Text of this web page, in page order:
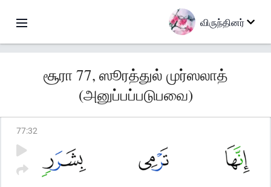
விருந்தினர்
சூரா 77, ஸூரத்துல் முர்ஸலாத்
(அனுப்பப்படுபவை)
77:32